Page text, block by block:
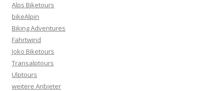
Alps Biketours
bikeAlpin
Biking Adventures
Fahrtwind
Joko Biketours
Transalptours
Ulptours
weitere Anbieter